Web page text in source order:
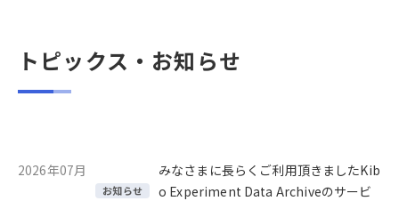
トピックス・お知らせ
2026年07月
お知らせ
みなさまに長らくご利用頂きましたKib
o Experiment Data Archiveのサービ